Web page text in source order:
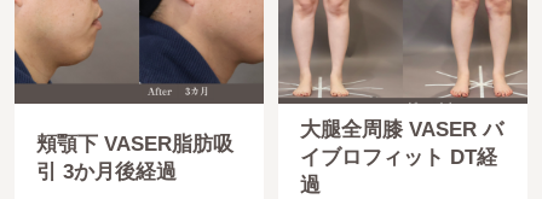
頬顎下 VASER脂肪吸
引 3か月後経過
大腿全周膝 VASER バ
イブロフィット DT経
過